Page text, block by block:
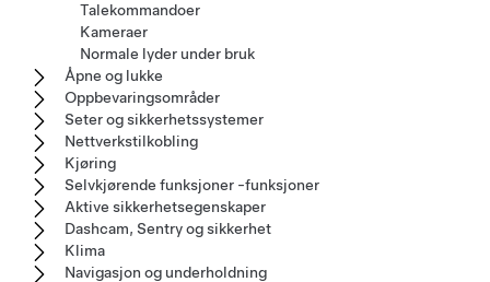
Talekommandoer
Kameraer
Normale lyder under bruk
Åpne og lukke
Oppbevaringsområder
Seter og sikkerhetssystemer
Nettverkstilkobling
Kjøring
Selvkjørende funksjoner -funksjoner
Aktive sikkerhetsegenskaper
Dashcam, Sentry og sikkerhet
Klima
Navigasjon og underholdning